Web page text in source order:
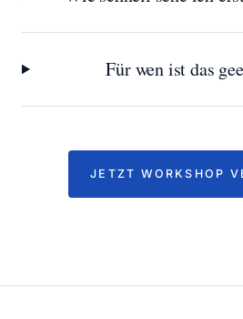
Für wen ist das
JETZT WORKSHOP